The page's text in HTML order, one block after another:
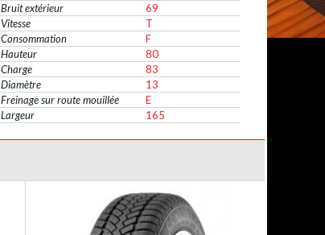
Bruit extérieur
69
Vitesse
T
Consommation
F
Hauteur
80
Charge
83
Diamètre
13
Freinage sur route mouillée
E
Largeur
165